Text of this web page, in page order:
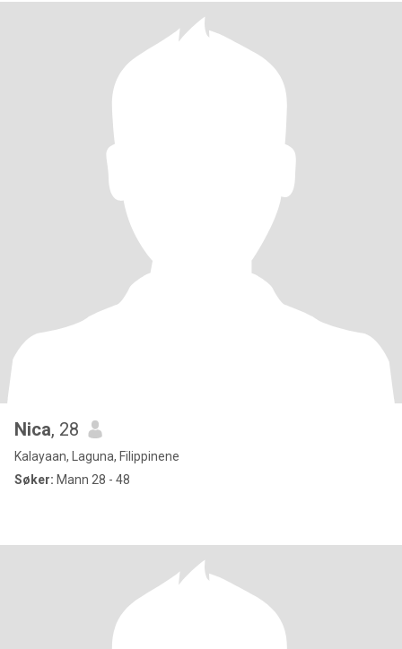
Nica, 28
Kalayaan, Laguna, Filippinene
Søker: Mann 28 - 48